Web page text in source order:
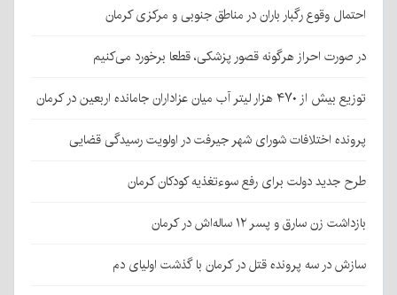
احتمال وقوع رگبار باران در مناطق جنوبی و مرکزی کرمان
در صورت احراز هرگونه قصور پزشکی، قطعا برخورد می‌کنیم
توزیع بیش از ۴۷۰ هزار لیتر آب میان عزاداران جامانده اربعین در کرمان
پرونده اختلافات شورای شهر جیرفت در اولویت رسیدگی قضایی
طرح جدید دولت برای رفع سوءتغذیه کودکان کرمان
بازداشت زن سارق و پسر ۱۲ ساله‌اش در کرمان
سازش در سه پرونده قتل در کرمان با گذشت اولیای دم